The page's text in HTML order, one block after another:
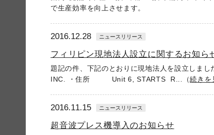
で生産効率を向上させます。
2016.12.28 ニュースリリース
フィリピン現地法人設立に関するお知ら
題記の件、下記のとおりに現地法人を設立しま
INC. ・住所 Unit 6, STARTS R...（続きを
2016.11.15 ニュースリリース
超音波プレス機導入のお知らせ